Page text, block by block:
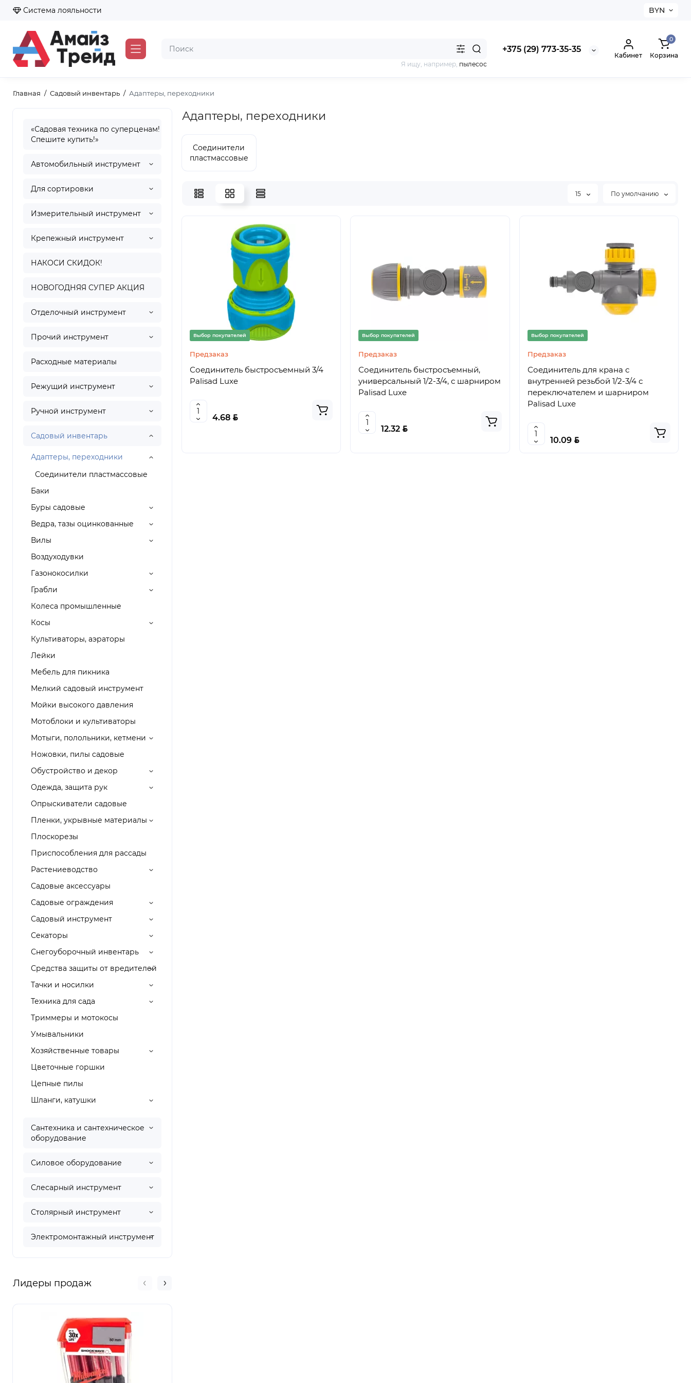
Система лояльности BYN
+375 (29) 773-35-35
Я ищу, например, пылесос
Кабинет
0
Корзина
Главная Садовый инвентарь Адаптеры, переходники
«Садовая техника по суперценам!
Спешите купить!»
Автомобильный инструмент
Для сортировки
Измерительный инструмент
Крепежный инструмент
НАКОСИ СКИДОК!
НОВОГОДНЯЯ СУПЕР АКЦИЯ
Отделочный инструмент
Прочий инструмент
Расходные материалы
Режущий инструмент
Ручной инструмент
Садовый инвентарь
Адаптеры, переходники
Соединители пластмассовые
Баки
Буры садовые
Ведра, тазы оцинкованные
Вилы
Воздуходувки
Газонокосилки
Грабли
Колеса промышленные
Косы
Культиваторы, аэраторы
Лейки
Мебель для пикника
Мелкий садовый инструмент
Мойки высокого давления
Мотоблоки и культиваторы
Мотыги, полольники, кетмени
Ножовки, пилы садовые
Обустройство и декор
Одежда, защита рук
Опрыскиватели садовые
Пленки, укрывные материалы
Плоскорезы
Приспособления для рассады
Растениеводство
Садовые аксессуары
Садовые ограждения
Садовый инструмент
Секаторы
Снегоуборочный инвентарь
Средства защиты от вредителей
Тачки и носилки
Техника для сада
Триммеры и мотокосы
Умывальники
Хозяйственные товары
Цветочные горшки
Цепные пилы
Шланги, катушки
Сантехника и сантехническое
оборудование
Силовое оборудование
Слесарный инструмент
Столярный инструмент
Электромонтажный инструмент
Лидеры продаж
Адаптеры, переходники
Соединители
пластмассовые
15 По умолчанию
Выбор покупателей
Предзаказ
Соединитель быстросъемный 3/4
Palisad Luxe
4.68 BYN
Выбор покупателей
Предзаказ
Соединитель быстросъемный,
универсальный 1/2-3/4, с шарниром
Palisad Luxe
12.32 BYN
Выбор покупателей
Предзаказ
Соединитель для крана с
внутренней резьбой 1/2-3/4 с
переключателем и шарниром
Palisad Luxe
10.09 BYN